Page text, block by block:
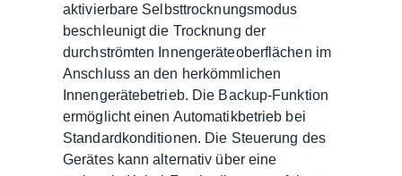
aktivierbare Selbsttrocknungsmodus
beschleunigt die Trocknung der
durchströmten Innengeräteoberflächen im
Anschluss an den herkömmlichen
Innengerätebetrieb. Die Backup-Funktion
ermöglicht einen Automatikbetrieb bei
Standardkonditionen. Die Steuerung des
Gerätes kann alternativ über eine